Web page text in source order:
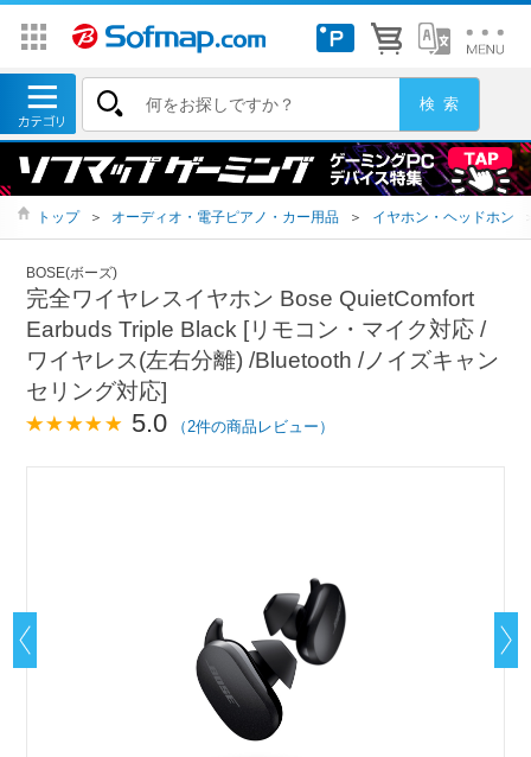
トップ ＞ オーディオ・電子ピアノ・カー用品 ＞ イヤホン・ヘッドホン
BOSE(ボーズ)
完全ワイヤレスイヤホン Bose QuietComfort
Earbuds Triple Black [リモコン・マイク対応 /
ワイヤレス(左右分離) /Bluetooth /ノイズキャン
セリング対応]
5.0 （2件の商品レビュー）